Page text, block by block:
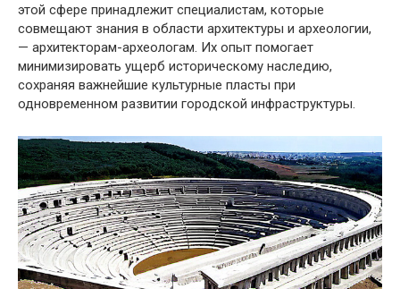
этой сфере принадлежит специалистам, которые
совмещают знания в области архитектуры и археологии,
— архитекторам-археологам. Их опыт помогает
минимизировать ущерб историческому наследию,
сохраняя важнейшие культурные пласты при
одновременном развитии городской инфраструктуры.